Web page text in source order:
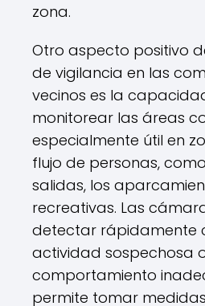
zona.
Otro aspecto positivo
de vigilancia en las
vecinos es la
monitorear las áreas
especialmente útil en
flujo de personas,
salidas, los
recreativas. Las
detectar rápidamente
actividad sospechosa
comportamiento
permite tomar